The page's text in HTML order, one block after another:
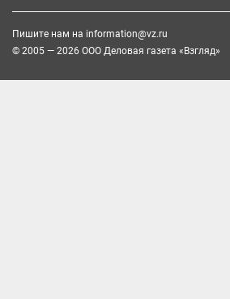
Пишите нам на information@vz.ru
© 2005 — 2026 ООО Деловая газета «Взгляд»